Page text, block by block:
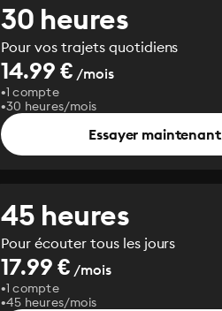
30 heures
Pour vos trajets quotidiens
14.99 € /mois
1 compte
30 heures/mois
Essayer maintenant
45 heures
Pour écouter tous les jours
17.99 € /mois
1 compte
45 heures/mois